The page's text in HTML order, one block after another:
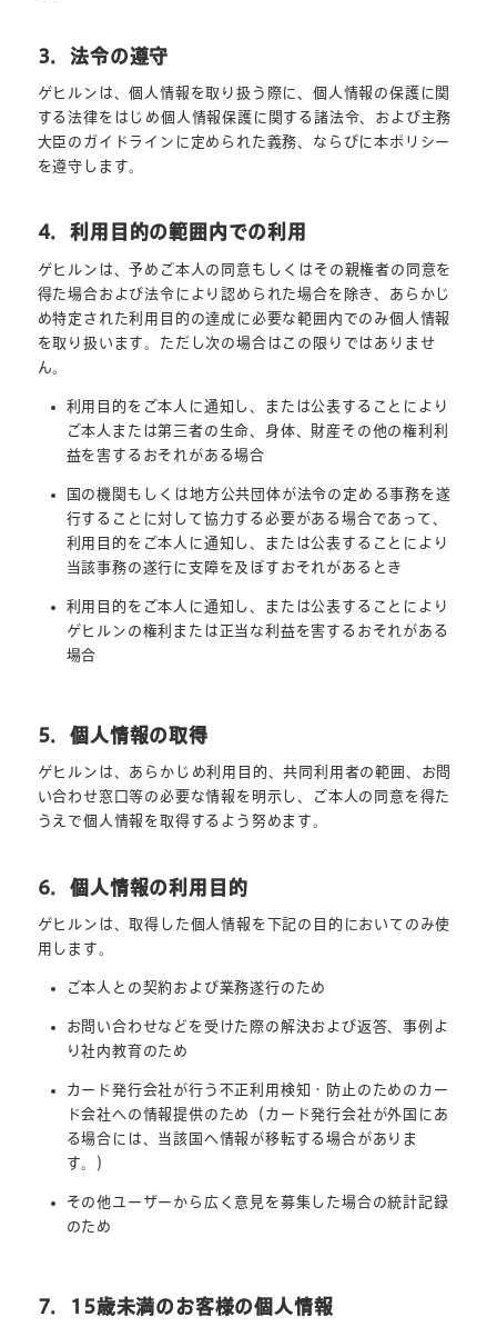
3．法令の遵守
ゲヒルンは、個人情報を取り扱う際に、個人情報の保護に関
する法律をはじめ個人情報保護に関する諸法令、および主務
大臣のガイドラインに定められた義務、ならびに本ポリシー
を遵守します。
4．利用目的の範囲内での利用
ゲヒルンは、予めご本人の同意もしくはその親権者の同意を
得た場合および法令により認められた場合を除き、あらかじ
め特定された利用目的の達成に必要な範囲内でのみ個人情報
を取り扱います。ただし次の場合はこの限りではありませ
ん。
利用目的をご本人に通知し、または公表することにより
ご本人または第三者の生命、身体、財産その他の権利利
益を害するおそれがある場合
国の機関もしくは地方公共団体が法令の定める事務を遂
行することに対して協力する必要がある場合であって、
利用目的をご本人に通知し、または公表することにより
当該事務の遂行に支障を及ぼすおそれがあるとき
利用目的をご本人に通知し、または公表することにより
ゲヒルンの権利または正当な利益を害するおそれがある
場合
5．個人情報の取得
ゲヒルンは、あらかじめ利用目的、共同利用者の範囲、お問
い合わせ窓口等の必要な情報を明示し、ご本人の同意を得た
うえで個人情報を取得するよう努めます。
6．個人情報の利用目的
ゲヒルンは、取得した個人情報を下記の目的においてのみ使
用します。
ご本人との契約および業務遂行のため
お問い合わせなどを受けた際の解決および返答、事例よ
り社内教育のため
カード発行会社が行う不正利用検知・防止のためのカー
ド会社への情報提供のため（カード発行会社が外国にあ
る場合には、当該国へ情報が移転する場合がありま
す。）
その他ユーザーから広く意見を募集した場合の統計記録
のため
7．15歳未満のお客様の個人情報